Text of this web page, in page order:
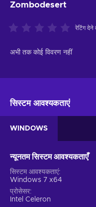
Zombodesert
रेटिंग देने
अभी तक कोई विवरण नहीं
सिस्टम आवश्यकताएं
WINDOWS
न्यूनतम सिस्टम आवश्यकताएँ
सिस्टम आवश्यकताएं
Windows 7 x64
प्रोसेसर
Intel Celeron